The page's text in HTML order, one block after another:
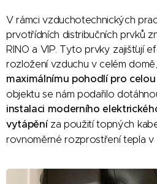
V rámci vzduchotechnických
prvotřídních distribučních prvků
RINO a VIP. Tyto prvky zajišťují
rozložení vzduchu v celém
maximálnímu pohodlí pro
objektu se nám podařilo
instalaci moderního
vytápěníza použití topných
rovnoměrné rozprostření tepla v